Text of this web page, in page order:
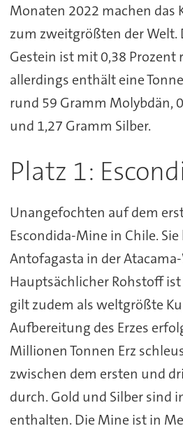
Monaten 2022 machen das
zum zweitgrößten der Welt.
Gestein ist mit 0,38 Prozent
allerdings enthält eine
rund 59 Gramm Molybdän,
und 1,27 Gramm Silber.
Platz 1:
Unangefochten auf dem
Escondida-Mine in Chile.
Antofagasta in der
Hauptsächlicher Rohstoff ist
gilt zudem als weltgrößte
Aufbereitung des Erzes
Millionen Tonnen Erz
zwischen dem ersten und
durch. Gold und Silber sind
enthalten. Die Mine ist in